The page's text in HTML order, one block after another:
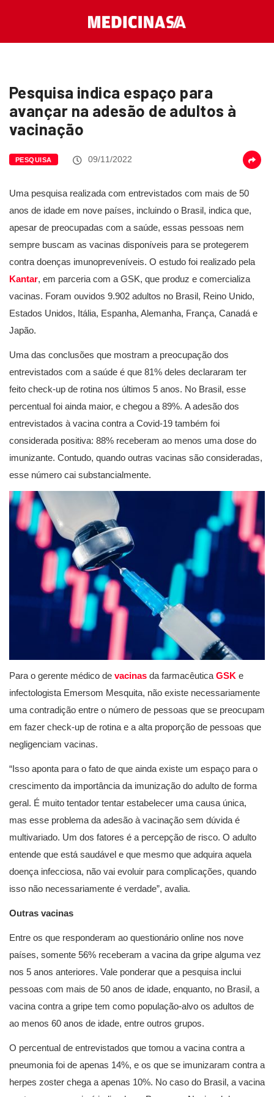
Pesquisa indica espaço para
avançar na adesão de adultos à
vacinação
PESQUISA 09/11/2022
Uma pesquisa realizada com entrevistados com mais de 50
anos de idade em nove países, incluindo o Brasil, indica que,
apesar de preocupadas com a saúde, essas pessoas nem
sempre buscam as vacinas disponíveis para se protegerem
contra doenças imunopreveníveis. O estudo foi realizado pela
Kantar, em parceria com a GSK, que produz e comercializa
vacinas. Foram ouvidos 9.902 adultos no Brasil, Reino Unido,
Estados Unidos, Itália, Espanha, Alemanha, França, Canadá e
Japão.
Uma das conclusões que mostram a preocupação dos
entrevistados com a saúde é que 81% deles declararam ter
feito check-up de rotina nos últimos 5 anos. No Brasil, esse
percentual foi ainda maior, e chegou a 89%. A adesão dos
entrevistados à vacina contra a Covid-19 também foi
considerada positiva: 88% receberam ao menos uma dose do
imunizante. Contudo, quando outras vacinas são consideradas,
esse número cai substancialmente.
Para o gerente médico de vacinas da farmacêutica GSK e
infectologista Emersom Mesquita, não existe necessariamente
uma contradição entre o número de pessoas que se preocupam
em fazer check-up de rotina e a alta proporção de pessoas que
negligenciam vacinas.
“Isso aponta para o fato de que ainda existe um espaço para o
crescimento da importância da imunização do adulto de forma
geral. É muito tentador tentar estabelecer uma causa única,
mas esse problema da adesão à vacinação sem dúvida é
multivariado. Um dos fatores é a percepção de risco. O adulto
entende que está saudável e que mesmo que adquira aquela
doença infecciosa, não vai evoluir para complicações, quando
isso não necessariamente é verdade”, avalia.
Outras vacinas
Entre os que responderam ao questionário online nos nove
países, somente 56% receberam a vacina da gripe alguma vez
nos 5 anos anteriores. Vale ponderar que a pesquisa inclui
pessoas com mais de 50 anos de idade, enquanto, no Brasil, a
vacina contra a gripe tem como população-alvo os adultos de
ao menos 60 anos de idade, entre outros grupos.
O percentual de entrevistados que tomou a vacina contra a
pneumonia foi de apenas 14%, e os que se imunizaram contra a
herpes zoster chega a apenas 10%. No caso do Brasil, a vacina